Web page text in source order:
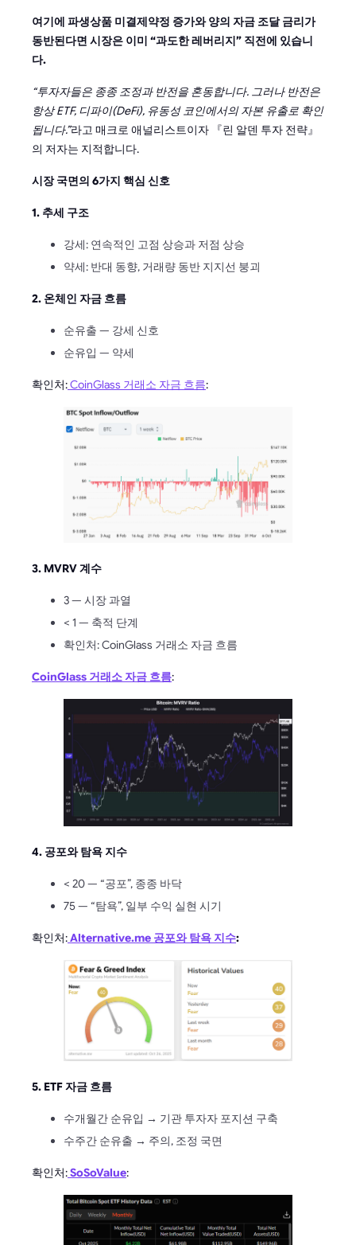
여기에 파생상품 미결제약정 증가와 양의 자금 조달 금리가
동반된다면 시장은 이미 “과도한 레버리지” 직전에 있습니
다.
“투자자들은 종종 조정과 반전을 혼동합니다. 그러나 반전은
항상 ETF, 디파이(DeFi), 유동성 코인에서의 자본 유출로 확인
됩니다.”라고 매크로 애널리스트이자 『린 알덴 투자 전략』
의 저자는 지적합니다.
시장 국면의 6가지 핵심 신호
1. 추세 구조
강세: 연속적인 고점 상승과 저점 상승
약세: 반대 동향, 거래량 동반 지지선 붕괴
2. 온체인 자금 흐름
순유출 — 강세 신호
순유입 — 약세
확인처:CoinGlass 거래소 자금 흐름:
3. MVRV 계수
3 — 시장 과열
< 1 — 축적 단계
확인처: CoinGlass 거래소 자금 흐름
CoinGlass 거래소 자금 흐름:
4. 공포와 탐욕 지수
< 20 — “공포”, 종종 바닥
75 — “탐욕”, 일부 수익 실현 시기
확인처:Alternative.me 공포와 탐욕 지수:
5. ETF 자금 흐름
수개월간 순유입 → 기관 투자자 포지션 구축
수주간 순유출 → 주의, 조정 국면
확인처:SoSoValue: